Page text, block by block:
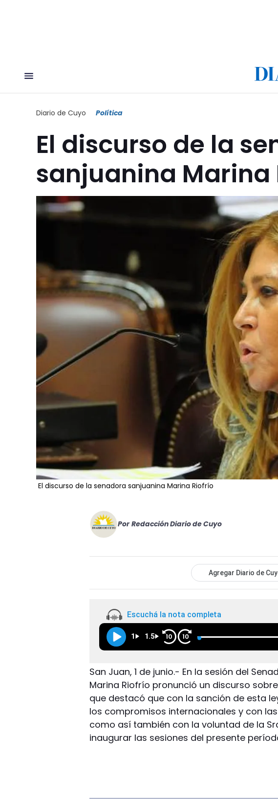
Diario de Cuyo Política
El discurso de la
sanjuanina Marina
El discurso de la senadora sanjuanina Marina Riofrío
Por Redacción Diario de Cuyo
Agregar Diario de
Escuchá la nota completa
1 1.5 10 10
San Juan, 1 de junio.- En la sesión del
Marina Riofrío pronunció un discurso
que destacó que con la sanción de esta
los compromisos internacionales y con
como así también con la voluntad de la
inaugurar las sesiones del presente